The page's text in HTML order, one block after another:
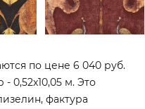
по цене 6 040 руб.
0,52x10,05 м. Это
фактура